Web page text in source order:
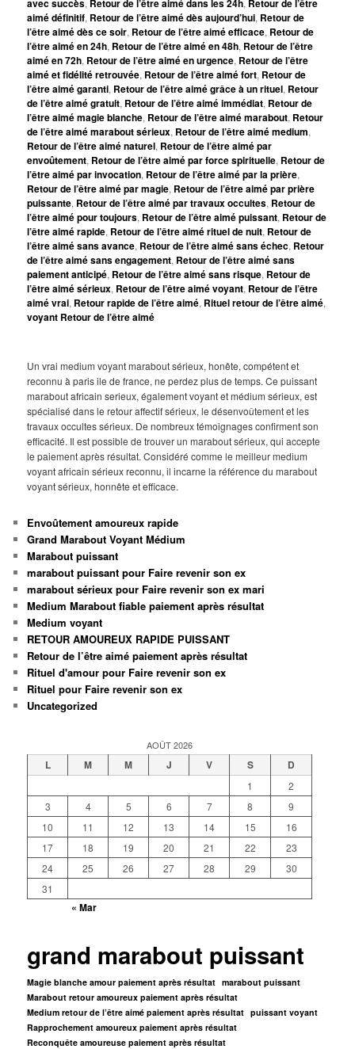
avec succès, Retour de l’être aimé dans les 24h, Retour de l’être
aimé définitif, Retour de l’être aimé dès aujourd’hui, Retour de
l’être aimé dès ce soir, Retour de l’être aimé efficace, Retour de
l’être aimé en 24h, Retour de l’être aimé en 48h, Retour de l’être
aimé en 72h, Retour de l’être aimé en urgence, Retour de l’être
aimé et fidélité retrouvée, Retour de l’être aimé fort, Retour de
l’être aimé garanti, Retour de l’être aimé grâce à un rituel, Retour
de l’être aimé gratuit, Retour de l’être aimé immédiat, Retour de
l’être aimé magie blanche, Retour de l’être aimé marabout, Retour
de l’être aimé marabout sérieux, Retour de l’être aimé medium,
Retour de l’être aimé naturel, Retour de l’être aimé par
envoûtement, Retour de l’être aimé par force spirituelle, Retour de
l’être aimé par invocation, Retour de l’être aimé par la prière,
Retour de l’être aimé par magie, Retour de l’être aimé par prière
puissante, Retour de l’être aimé par travaux occultes, Retour de
l’être aimé pour toujours, Retour de l’être aimé puissant, Retour de
l’être aimé rapide, Retour de l’être aimé rituel de nuit, Retour de
l’être aimé sans avance, Retour de l’être aimé sans échec, Retour
de l’être aimé sans engagement, Retour de l’être aimé sans
paiement anticipé, Retour de l’être aimé sans risque, Retour de
l’être aimé sérieux, Retour de l’être aimé voyant, Retour de l’être
aimé vrai, Retour rapide de l’être aimé, Rituel retour de l’être aimé,
voyant Retour de l’être aimé
Un vrai medium voyant marabout sérieux, honête, compétent et
reconnu à paris ile de france, ne perdez plus de temps. Ce puissant
marabout africain serieux, également voyant et médium sérieux, est
spécialisé dans le retour affectif sérieux, le désenvoûtement et les
travaux occultes sérieux. De nombreux témoignages confirment son
efficacité. Il est possible de trouver un marabout sérieux, qui accepte
le paiement après résultat. Considéré comme le meilleur medium
voyant africain sérieux reconnu, il incarne la référence du marabout
voyant sérieux, honnête et efficace.
Envoûtement amoureux rapide
Grand Marabout Voyant Médium
Marabout puissant
marabout puissant pour Faire revenir son ex
marabout sérieux pour Faire revenir son ex mari
Medium Marabout fiable paiement après résultat
Medium voyant
RETOUR AMOUREUX RAPIDE PUISSANT
Retour de l’être aimé paiement après résultat
Rituel d'amour pour Faire revenir son ex
Rituel pour Faire revenir son ex
Uncategorized
AOÛT 2026
L M M J V S D
1
2
3
4 5 6 7 8
9
10
11 12 13 14 15
16
17
18 19 20 21 22
23
24
25 26 27 28 29
30
31
« Mar
grand marabout puissant
Magie blanche amour paiement après résultat marabout puissant
Marabout retour amoureux paiement après résultat
Medium retour de l’être aimé paiement après résultat puissant voyant
Rapprochement amoureux paiement après résultat
Reconquête amoureuse paiement après résultat